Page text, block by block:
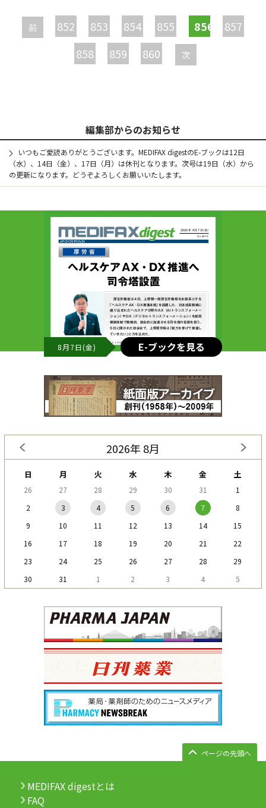
ー
ジ
前 852 853 854 855 856
857
858
859 860 次
編集部からのお知らせ
いつもご愛読ありがとうございます。MEDIFAX digestのE-ブックは12日
（水）、14日（金）、17日（月）は休刊となります。次号は19日（水）から
の更新になります。どうぞよろしくお願いいたします。
8月7日(金) E-ブックを見る
2026年 8月
日 月 火 水 木 金 土
26 27 28 29 30 31
1
2
3 4 5 6 7
8
9
10 11 12 13 14
15
16
17 18 19 20 21
22
23
24 25 26 27 28
29
30
31 1 2 3 4 5
ページの先頭へ
MEDIFAX digestとは
FAQ